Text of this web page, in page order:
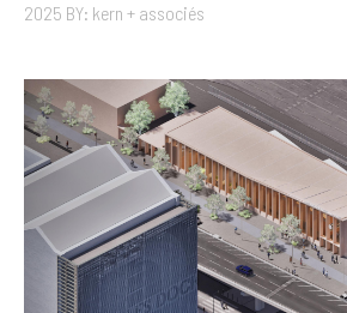
2025 BY: kern + associés